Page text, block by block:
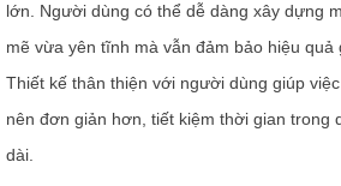
lớn. Người dùng có thể dễ dàng xây dựng
mẽ vừa yên tĩnh mà vẫn đảm bảo hiệu quả
Thiết kế thân thiện với người dùng giúp
nên đơn giản hơn, tiết kiệm thời gian trong
dài.